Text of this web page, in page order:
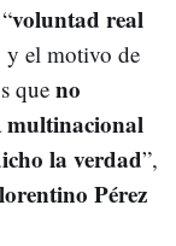
voluntad real
y el motivo de
que no
multinacional
la verdad”,
Pérez